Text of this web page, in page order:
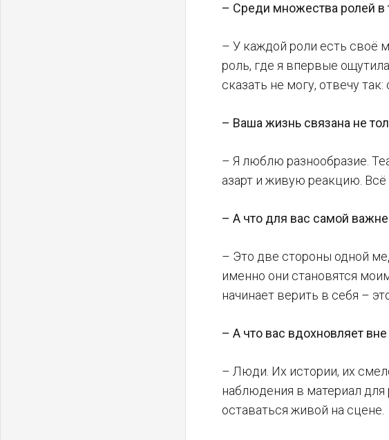
– Среди множества ролей в
– У каждой роли есть своё
роль, где я впервые
сказать не могу, отвечу
– Ваша жизнь связана не
– Я люблю разнообразие.
азарт и живую реакцию. Всё
– А что для вас самой
– Это две стороны одной
именно они становятся
начинает верить в себя –
– А что вас вдохновляет
– Люди. Их истории, их
наблюдения в материал
оставаться живой на сцене.